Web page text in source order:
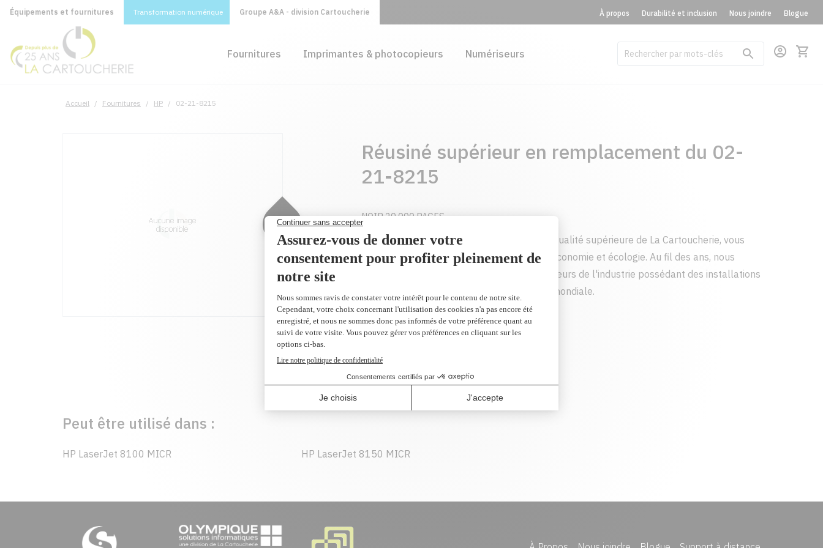
Équipements et fournitures Transformation numérique Groupe A&A - division Cartoucherie À propos Durabilité et inclusion Nous joindre Blogue
Fournitures Imprimantes & photocopieurs Numériseurs
Accueil / Fournitures / HP / 02-21-8215
Réusiné supérieur en remplacement du 02-
21-8215
NOIR 20,000 PAGES
En optant pour les cartouches réusinée de qualité supérieure de La Cartoucherie, vous
faites le choix d'un produits alliant qualité, économie et écologie. Au fil des ans, nous
avons tissé des liens avec les principaux acteurs de l'industrie possédant des installations
de recherche et développement de classe mondiale.
199,95 $(2 et plus 190,20 $ CAD)
Peut être utilisé dans :
HP LaserJet 8100 MICR HP LaserJet 8150 MICR